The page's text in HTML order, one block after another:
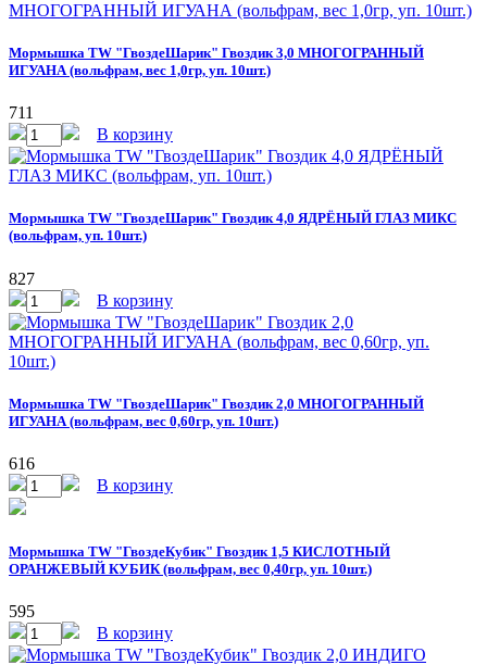
Мормышка TW "ГвоздеШарик" Гвоздик 3,0 МНОГОГРАННЫЙ
ИГУАНА (вольфрам, вес 1,0гр, уп. 10шт.)
711
В корзину
Мормышка TW "ГвоздеШарик" Гвоздик 4,0 ЯДРЁНЫЙ ГЛАЗ МИКС
(вольфрам, уп. 10шт.)
827
В корзину
Мормышка TW "ГвоздеШарик" Гвоздик 2,0 МНОГОГРАННЫЙ
ИГУАНА (вольфрам, вес 0,60гр, уп. 10шт.)
616
В корзину
Мормышка TW "ГвоздеКубик" Гвоздик 1,5 КИСЛОТНЫЙ
ОРАНЖЕВЫЙ КУБИК (вольфрам, вес 0,40гр, уп. 10шт.)
595
В корзину